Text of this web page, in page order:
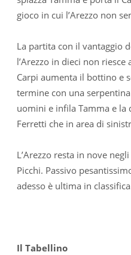
gioco in cui l’Arezzo non
La partita con il vantaggio
l’Arezzo in dieci non riesce
Carpi aumenta il bottino e
termine con una
uomini e infila Tamma e la
Ferretti che in area di
L’Arezzo resta in nove
Picchi. Passivo
adesso è ultima in
Il Tabellino